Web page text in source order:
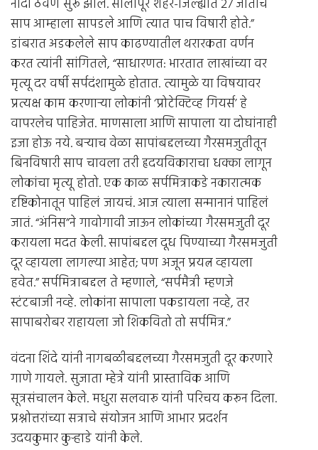
नोंदी ठेवणे सुरू झाले. सोलापूर शहर-जिल्ह्यात 27 जातींचे
साप आम्हाला सापडले आणि त्यात पाच विषारी होते.”
डांबरात अडकलेले साप काढण्यातील थरारकता वर्णन
करत त्यांनी सांगितले, “साधारणत: भारतात लाखांच्या वर
मृत्यू दर वर्षी सर्पदंशामुळे होतात. त्यामुळे या विषयावर
प्रत्यक्ष काम करणार्‍या लोकांनी ‘प्रोटेक्टिव्ह गियर्स’ हे
वापरलेच पाहिजेत. माणसाला आणि सापाला या दोघांनाही
इजा होऊ नये. बर्‍याच वेळा सापांबद्दलच्या गैरसमजुतीतून
बिनविषारी साप चावला तरी हृदयविकाराचा धक्का लागून
लोकांचा मृत्यू होतो. एक काळ सर्पमित्राकडे नकारात्मक
दृष्टिकोनातून पाहिलं जायचं. आज त्याला सन्मानानं पाहिलं
जातं. “अंनिस”ने गावोगावी जाऊन लोकांच्या गैरसमजुती दूर
करायला मदत केली. सापांबद्दल दूध पिण्याच्या गैरसमजुती
दूर व्हायला लागल्या आहेत; पण अजून प्रयत्न व्हायला
हवेत.” सर्पमित्राबद्दल ते म्हणाले, “सर्पमैत्री म्हणजे
स्टंटबाजी नव्हे. लोकांना सापाला पकडायला नव्हे, तर
सापाबरोबर राहायला जो शिकवितो तो सर्पमित्र.”
वंदना शिंदे यांनी नागबळीबद्दलच्या गैरसमजुती दूर करणारे
गाणे गायले. सुजाता म्हेत्रे यांनी प्रास्ताविक आणि
सूत्रसंचालन केले. मधुरा सलवारू यांनी परिचय करून दिला.
प्रश्नोत्तरांच्या सत्राचे संयोजन आणि आभार प्रदर्शन
उदयकुमार कुर्‍हाडे यांनी केले.